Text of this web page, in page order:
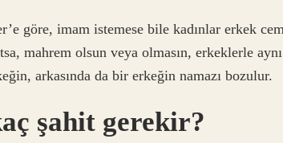
göre, imam istemese bile kadınlar erkek
mahrem olsun veya olmasın, erkeklerle
arkasında da bir erkeğin namazı bozulur.
şahit gerekir?